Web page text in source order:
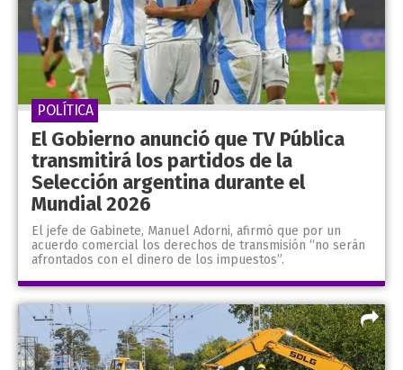
El Gobierno anunció que TV Pública
transmitirá los partidos de la
Selección argentina durante el
Mundial 2026
El jefe de Gabinete, Manuel Adorni, afirmó que por un
acuerdo comercial los derechos de transmisión “no serán
afrontados con el dinero de los impuestos”.
POLÍTICA